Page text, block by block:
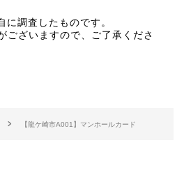
に調査したものです。
ございますので、ご了承くださ
【龍ケ崎市A001】マンホールカード